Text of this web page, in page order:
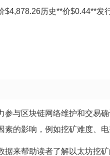
$4,878.26历史**价$0.44**
参与区块链网络维护和交易
的影响，例如挖矿难度、
据来帮助读者了解以太坊挖